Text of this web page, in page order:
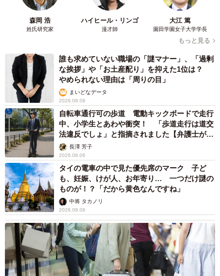
森岡 浩
姓氏研究家
ハイヒール・リンゴ
漫才師
大江 篤
園田学園女子大学学長
もっと見る
誰も求めていない職場の「謎マナー」、「過剰
な挨拶」や「お土産配り」を抑えた1位は？
やめられない理由は「周りの目」
まいどなデータ
2026.08.06
自転車通行可の歩道 電動キックボードで走行
中、小学生とあわや衝突！ 「歩道走行は道交
法違反でしょ」と指摘されました【弁護士が解
説】長澤 芳子
2026.08.06
タイの電車の中で見た優先席のマーク 子ど
も、妊娠、けが人、お年寄り… 一つだけ謎の
ものが！？「だから黄色なんですね」
中将 タカノリ
2026.08.06